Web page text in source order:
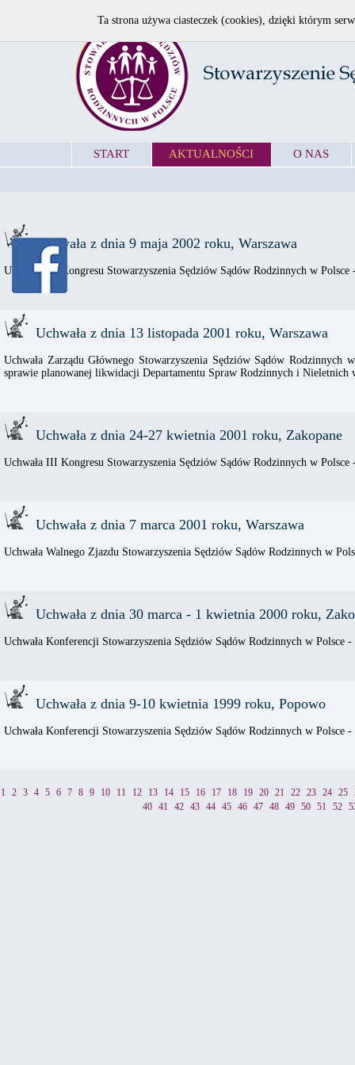
START AKTUALNOŚCI O NAS
Uchwała z dnia 9 maja 2002 roku, Warszawa
Uchwała IV Kongresu Stowarzyszenia Sędziów Sądów Rodzinnych w
Uchwała z dnia 13 listopada 2001 roku, Warszawa
Uchwała Zarządu Głównego Stowarzyszenia Sędziów Sądów
sprawie planowanej likwidacji Departamentu Spraw Rodzinnych i
Uchwała z dnia 24-27 kwietnia 2001 roku, Zakopane
Uchwała III Kongresu Stowarzyszenia Sędziów Sądów Rodzinnych w
Uchwała z dnia 7 marca 2001 roku, Warszawa
Uchwała Walnego Zjazdu Stowarzyszenia Sędziów Sądów Rodzinnych w
Uchwała z dnia 30 marca - 1 kwietnia 2000 roku,
Uchwała Konferencji Stowarzyszenia Sędziów Sądów Rodzinnych w
Uchwała z dnia 9-10 kwietnia 1999 roku, Popowo
Uchwała Konferencji Stowarzyszenia Sędziów Sądów Rodzinnych w
1 2 3 4 5 6 7 8 9 10 11 12 13 14 15 16 17 18 19 20 21 22 23 24 25
40
41 42 43 44 45 46 47 48 49 50 51 52
Ta strona używa ciasteczek (cookies), dzięki którym